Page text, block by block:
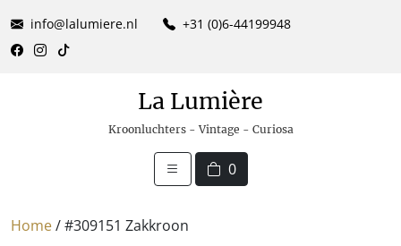
info@lalumiere.nl +31 (0)6-44199948
La Lumière
Kroonluchters - Vintage - Curiosa
0
Home/ #309151 Zakkroon